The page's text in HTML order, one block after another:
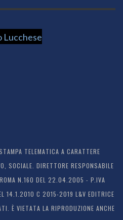
TELEMATICA A CARATTERE
SOCIALE. DIRETTORE RESPONSABILE
N.160 DEL 22.04.2005 - P.IVA
14.1.2010 C 2015-2019 L&V EDITRICE
È VIETATA LA RIPRODUZIONE ANCHE